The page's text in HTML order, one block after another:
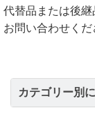
代替品または後継
お問い合わせくだ
カテゴリー別